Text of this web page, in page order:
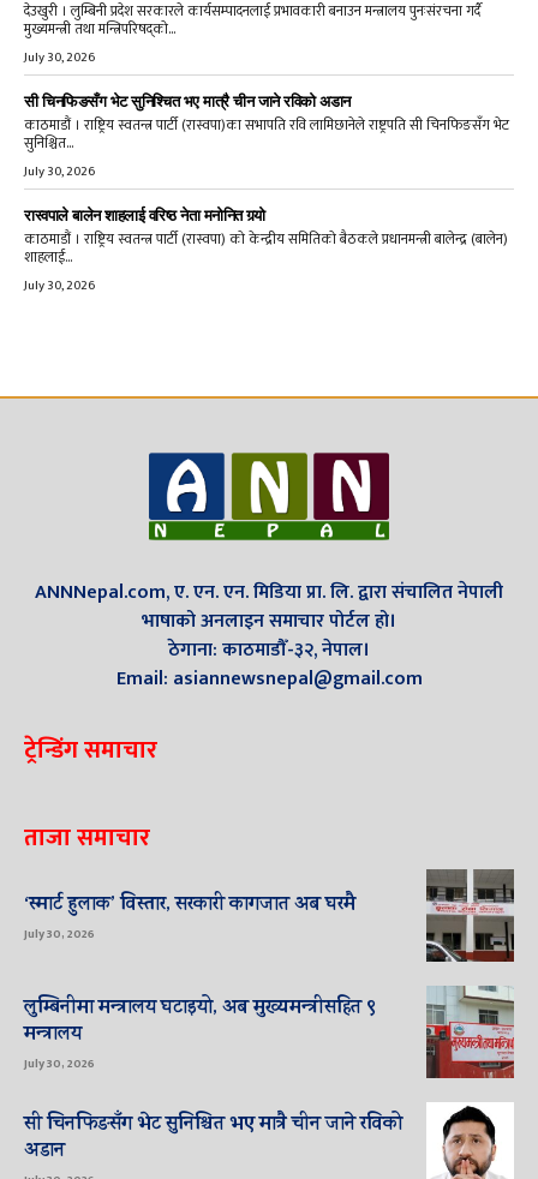
देउखुरी । लुम्बिनी प्रदेश सरकारले कार्यसम्पादनलाई प्रभावकारी बनाउन मन्त्रालय पुनःसंरचना गर्दै
मुख्यमन्त्री तथा मन्त्रिपरिषद्को...
July 30, 2026
सी चिनफिङसँग भेट सुनिश्चित भए मात्रै चीन जाने रविको अडान
काठमाडौं । राष्ट्रिय स्वतन्त्र पार्टी (रास्वपा)का सभापति रवि लामिछानेले राष्ट्रपति सी चिनफिङसँग भेट
सुनिश्चित...
July 30, 2026
रास्वपाले बालेन शाहलाई वरिष्ठ नेता मनोनित गर्‍यो
काठमाडौं । राष्ट्रिय स्वतन्त्र पार्टी (रास्वपा) को केन्द्रीय समितिको बैठकले प्रधानमन्त्री बालेन्द्र (बालेन)
शाहलाई...
July 30, 2026
ANNNepal.com, ए. एन. एन. मिडिया प्रा. लि. द्वारा संचालित नेपाली
भाषाको अनलाइन समाचार पोर्टल हो।
ठेगाना: काठमाडौँ-३२, नेपाल।
Email: asiannewsnepal@gmail.com
ट्रेन्डिंग समाचार
ताजा समाचार
‘स्मार्ट हुलाक’ विस्तार, सरकारी कागजात अब घरमै
July 30, 2026
लुम्बिनीमा मन्त्रालय घटाइयो, अब मुख्यमन्त्रीसहित ९
मन्त्रालय
July 30, 2026
सी चिनफिङसँग भेट सुनिश्चित भए मात्रै चीन जाने रविको
अडान